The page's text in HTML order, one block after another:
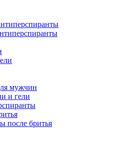
мужчин
и гели
после бритья